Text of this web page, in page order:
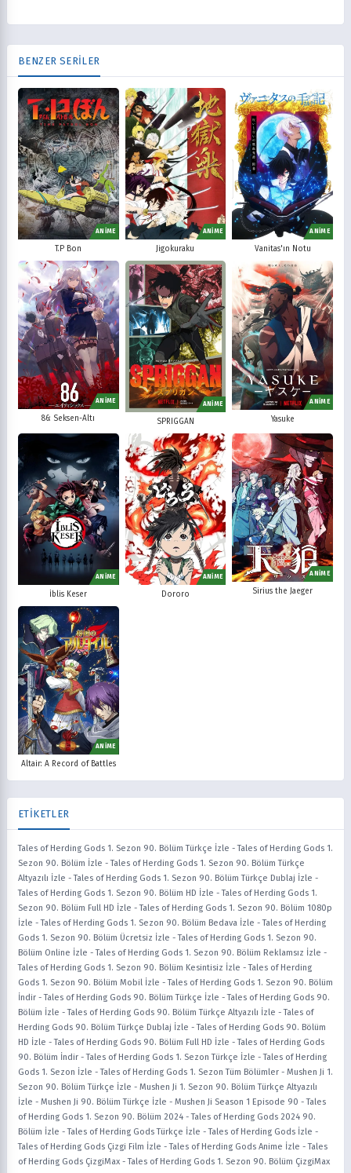
BENZER SERİLER
ANİME
T.P Bon
ANİME
Jigokuraku
ANİME
Vanitas'ın Notu
ANİME
86: Seksen-Altı
ANİME
SPRIGGAN
ANİME
Yasuke
ANİME
İblis Keser
ANİME
Dororo
ANİME
Sirius the Jaeger
ANİME
Altair: A Record of Battles
ETİKETLER
Tales of Herding Gods 1. Sezon 90. Bölüm Türkçe İzle -Tales of Herding Gods 1.
Sezon 90. Bölüm İzle -Tales of Herding Gods 1. Sezon 90. Bölüm Türkçe
Altyazılı İzle -Tales of Herding Gods 1. Sezon 90. Bölüm Türkçe Dublaj İzle -
Tales of Herding Gods 1. Sezon 90. Bölüm HD İzle -Tales of Herding Gods 1.
Sezon 90. Bölüm Full HD İzle -Tales of Herding Gods 1. Sezon 90. Bölüm 1080p
İzle -Tales of Herding Gods 1. Sezon 90. Bölüm Bedava İzle -Tales of Herding
Gods 1. Sezon 90. Bölüm Ücretsiz İzle -Tales of Herding Gods 1. Sezon 90.
Bölüm Online İzle -Tales of Herding Gods 1. Sezon 90. Bölüm Reklamsız İzle -
Tales of Herding Gods 1. Sezon 90. Bölüm Kesintisiz İzle -Tales of Herding
Gods 1. Sezon 90. Bölüm Mobil İzle -Tales of Herding Gods 1. Sezon 90. Bölüm
İndir -Tales of Herding Gods 90. Bölüm Türkçe İzle -Tales of Herding Gods 90.
Bölüm İzle -Tales of Herding Gods 90. Bölüm Türkçe Altyazılı İzle -Tales of
Herding Gods 90. Bölüm Türkçe Dublaj İzle -Tales of Herding Gods 90. Bölüm
HD İzle -Tales of Herding Gods 90. Bölüm Full HD İzle -Tales of Herding Gods
90. Bölüm İndir -Tales of Herding Gods 1. Sezon Türkçe İzle -Tales of Herding
Gods 1. Sezon İzle -Tales of Herding Gods 1. Sezon Tüm Bölümler - Mushen Ji 1.
Sezon 90. Bölüm Türkçe İzle - Mushen Ji 1. Sezon 90. Bölüm Türkçe Altyazılı
İzle - Mushen Ji 90. Bölüm Türkçe İzle - Mushen Ji Season 1 Episode 90 -Tales
of Herding Gods 1. Sezon 90. Bölüm 2024 -Tales of Herding Gods 2024 90.
Bölüm İzle -Tales of Herding Gods Türkçe İzle -Tales of Herding Gods İzle -
Tales of Herding Gods Çizgi Film İzle -Tales of Herding Gods Anime İzle -Tales
of Herding Gods ÇizgiMax -Tales of Herding Gods 1. Sezon 90. Bölüm ÇizgiMax